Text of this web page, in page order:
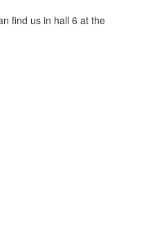
find us in hall 6 at the